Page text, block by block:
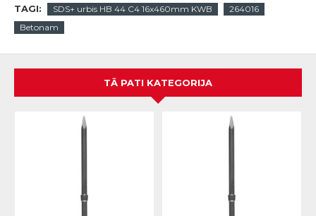
TAGI: SDS+ urbis HB 44 C4 16x460mm KWB
264016
Betonam
TĀ PATI KATEGORIJA